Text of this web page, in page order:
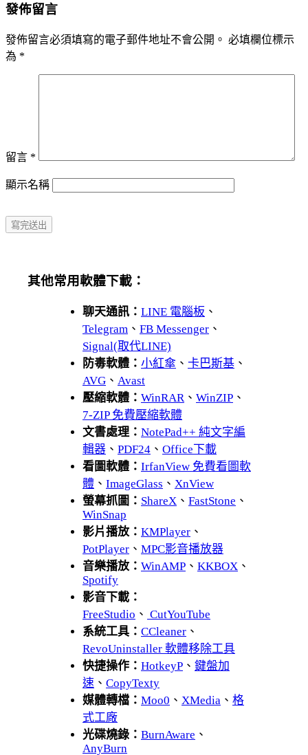
發佈留言
發佈留言必須填寫的電子郵件地址不會公開。 必填欄位標示
為 *
留言 *
顯示名稱
其他常用軟體下載：
聊天通訊： LINE 電腦板 、
Telegram 、 FB Messenger 、
Signal(取代LINE)
防毒軟體： 小紅傘 、 卡巴斯基 、
AVG 、 Avast
壓縮軟體： WinRAR 、 WinZIP 、
7-ZIP 免費壓縮軟體
文書處理： NotePad++ 純文字編
輯器 、 PDF24 、 Office下載
看圖軟體： IrfanView 免費看圖軟
體 、 ImageGlass 、 XnView
螢幕抓圖： ShareX 、 FastStone 、
WinSnap
影片播放： KMPlayer 、
PotPlayer 、 MPC影音播放器
音樂播放： WinAMP 、 KKBOX 、
Spotify
影音下載：
FreeStudio 、 CutYouTube
系統工具： CCleaner 、
RevoUninstaller 軟體移除工具
快捷操作： HotkeyP 、 鍵盤加
速 、 CopyTexty
媒體轉檔： Moo0 、 XMedia 、 格
式工廠
光碟燒錄： BurnAware 、
AnyBurn